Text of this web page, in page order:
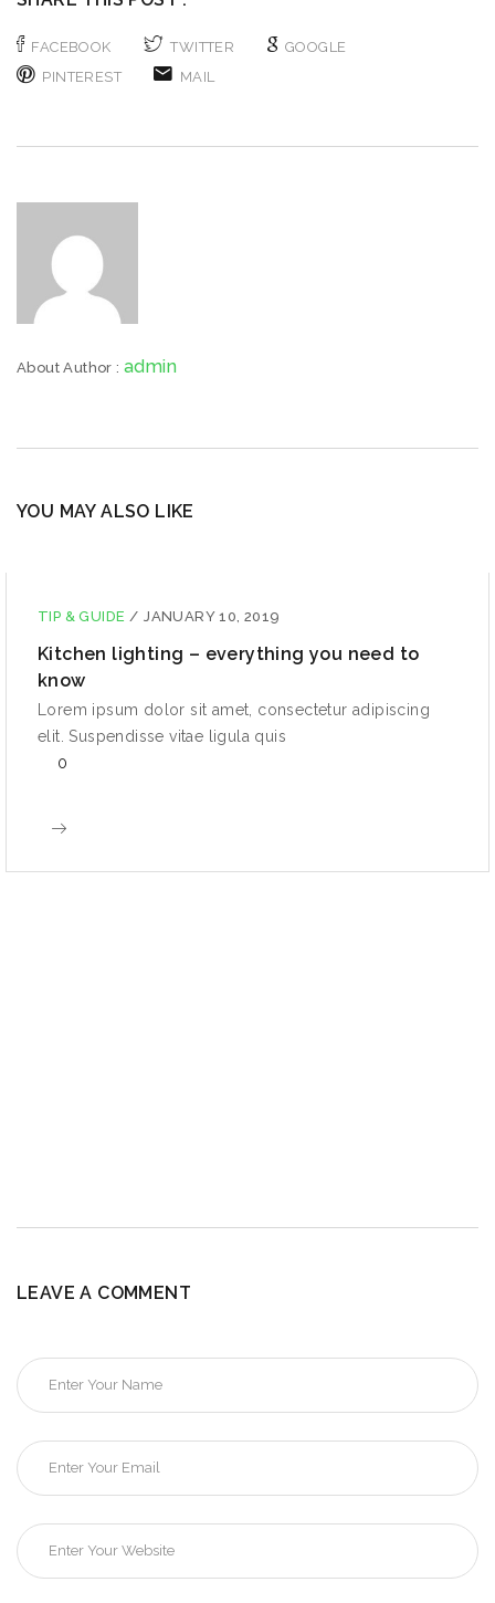
FACEBOOK TWITTER
GOOGLE
PINTEREST
MAIL
About Author : admin
YOU MAY ALSO LIKE
TIP & GUIDE / JANUARY 10, 2019
Kitchen lighting – everything you need to
know
Lorem ipsum dolor sit amet, consectetur adipiscing
elit. Suspendisse vitae ligula quis
0
LEAVE A COMMENT